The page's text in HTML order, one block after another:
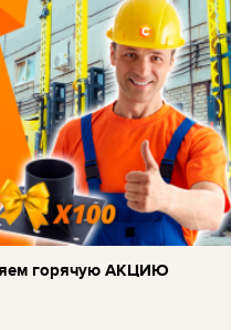
горячую АКЦИЮ